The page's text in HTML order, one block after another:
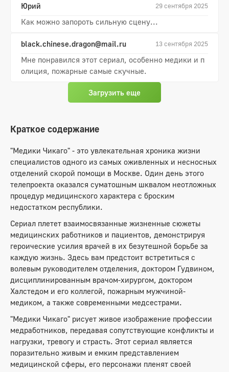
Юрий 29 сентября 2025
Как можно запороть сильную сцену...
black.chinese.dragon@mail.ru 13 сентября 2025
Мне понравился этот сериал, особенно медики и п
олиция, пожарные самые скучные.
Загрузить еще
Краткое содержание
"Медики Чикаго" - это увлекательная хроника жизни
специалистов одного из самых оживленных и несносных
отделений скорой помощи в Москве. Один день этого
телепроекта оказался суматошным шквалом неотложных
процедур медицинского характера с броским
недостатком республики.
Сериал плетет взаимосвязанные жизненные сюжеты
медицинских работников и пациентов, демонстрируя
героические усилия врачей в их безутешной борьбе за
каждую жизнь. Здесь вам предстоит встретиться с
волевым руководителем отделения, доктором Гудвином,
дисциплинированным врачом-хирургом, доктором
Халстедом и его коллегой, пожарным мужчиной-
медиком, а также современными медсестрами.
"Медики Чикаго" рисует живое изображение профессии
медработников, передавая сопутствующие конфликты и
нагрузки, тревогу и страсть. Этот сериал является
поразительно живым и емким представлением
медицинской сферы, его персонажи пленят своей